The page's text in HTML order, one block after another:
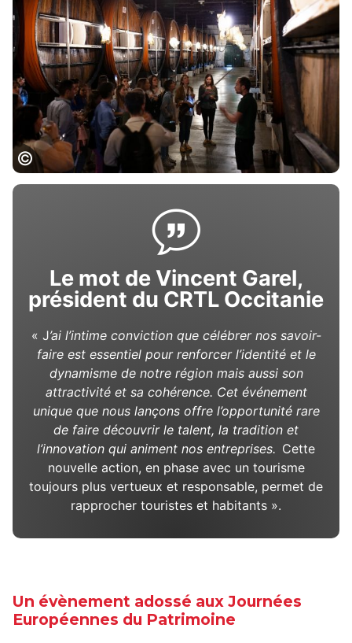
Noilly Prat©Herve_Leclair_Algodia
Le mot de Vincent Garel,
président du CRTL Occitanie
« J’ai l’intime conviction que célébrer nos savoir-
faire est essentiel pour renforcer l’identité et le
dynamisme de notre région mais aussi son
attractivité et sa cohérence. Cet événement
unique que nous lançons offre l’opportunité rare
de faire découvrir le talent, la tradition et
l’innovation qui animent nos entreprises. Cette
nouvelle action, en phase avec un tourisme
toujours plus vertueux et responsable, permet de
rapprocher touristes et habitants ».
Un évènement adossé aux Journées
Européennes du Patrimoine